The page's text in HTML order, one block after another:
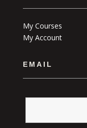
My Courses
My Account
EMAIL